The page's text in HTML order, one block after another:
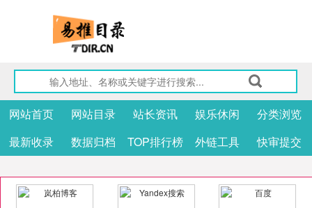
网站首页 网站目录 站长资讯 娱乐休闲
分类浏览
最新收录
数据归档 TOP排行榜 外链工具 快审提交